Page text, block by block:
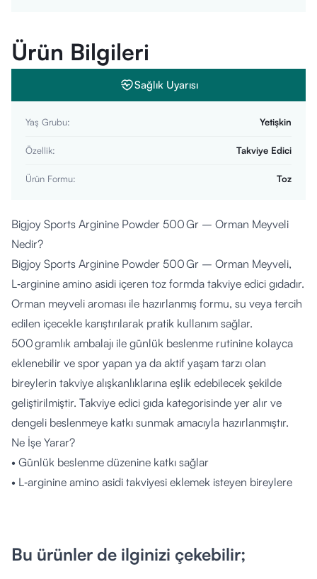
Ürün Bilgileri
Sağlık Uyarısı
Yaş Grubu: Yetişkin
Özellik: Takviye Edici
Ürün Formu: Toz
Bigjoy Sports Arginine Powder 500 Gr – Orman Meyveli
Nedir?
Bigjoy Sports Arginine Powder 500 Gr – Orman Meyveli,
L‑arginine amino asidi içeren toz formda takviye edici gıdadır.
Orman meyveli aroması ile hazırlanmış formu, su veya tercih
edilen içecekle karıştırılarak pratik kullanım sağlar.
500 gramlık ambalajı ile günlük beslenme rutinine kolayca
eklenebilir ve spor yapan ya da aktif yaşam tarzı olan
bireylerin takviye alışkanlıklarına eşlik edebilecek şekilde
geliştirilmiştir. Takviye edici gıda kategorisinde yer alır ve
dengeli beslenmeye katkı sunmak amacıyla hazırlanmıştır.
Ne İşe Yarar?
• Günlük beslenme düzenine katkı sağlar
• L‑arginine amino asidi takviyesi eklemek isteyen bireylere
• Dengeli ve çeşitli beslenmeye ek olarak tercih edilebilir
Bu ürünler de ilginizi çekebilir;